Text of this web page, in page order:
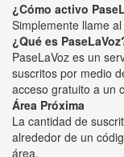
¿Cómo activo
Simplemente llame al
¿Qué es
PaseLaVoz es un
suscritos por medio
acceso gratuito a un
Área Próxima
La cantidad de
alrededor de un
área.